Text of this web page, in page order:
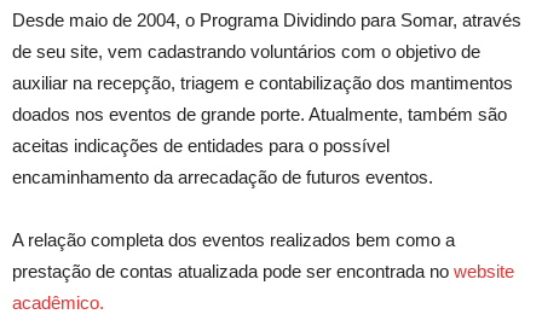
Desde maio de 2004, o Programa Dividindo para Somar, através
de seu site, vem cadastrando voluntários com o objetivo de
auxiliar na recepção, triagem e contabilização dos mantimentos
doados nos eventos de grande porte. Atualmente, também são
aceitas indicações de entidades para o possível
encaminhamento da arrecadação de futuros eventos.
A relação completa dos eventos realizados bem como a
prestação de contas atualizada pode ser encontrada no website
acadêmico.